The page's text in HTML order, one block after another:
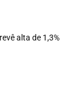
alta de 1,3%